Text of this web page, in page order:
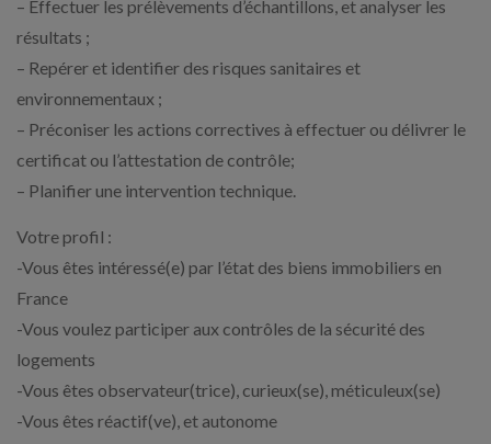
– Effectuer les prélèvements d’échantillons, et analyser les
résultats ;
– Repérer et identifier des risques sanitaires et
environnementaux ;
– Préconiser les actions correctives à effectuer ou délivrer le
certificat ou l’attestation de contrôle;
– Planifier une intervention technique.
Votre profil :
-Vous êtes intéressé(e) par l’état des biens immobiliers en
France
-Vous voulez participer aux contrôles de la sécurité des
logements
-Vous êtes observateur(trice), curieux(se), méticuleux(se)
-Vous êtes réactif(ve), et autonome